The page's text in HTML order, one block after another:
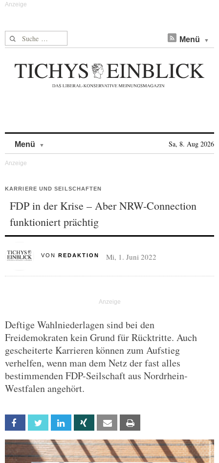
Suche nach: Menü
Menü Sa, 8. Aug 2026
KARRIERE UND SEILSCHAFTEN
FDP in der Krise – Aber NRW-Connection
funktioniert prächtig
VON REDAKTION Mi, 1. Juni 2022
Deftige Wahlniederlagen sind bei den
Freidemokraten kein Grund für Rücktritte. Auch
gescheiterte Karrieren können zum Aufstieg
verhelfen, wenn man dem Netz der fast alles
bestimmenden FDP-Seilschaft aus Nordrhein-
Westfalen angehört.
Facebook Twitter Linkedin Xing Email